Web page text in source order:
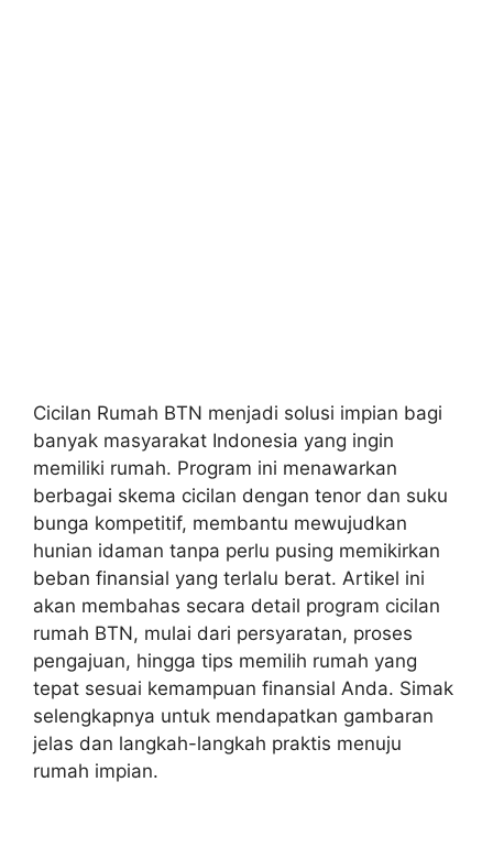
Cicilan Rumah BTN menjadi solusi impian bagi
banyak masyarakat Indonesia yang ingin
memiliki rumah. Program ini menawarkan
berbagai skema cicilan dengan tenor dan suku
bunga kompetitif, membantu mewujudkan
hunian idaman tanpa perlu pusing memikirkan
beban finansial yang terlalu berat. Artikel ini
akan membahas secara detail program cicilan
rumah BTN, mulai dari persyaratan, proses
pengajuan, hingga tips memilih rumah yang
tepat sesuai kemampuan finansial Anda. Simak
selengkapnya untuk mendapatkan gambaran
jelas dan langkah-langkah praktis menuju
rumah impian.